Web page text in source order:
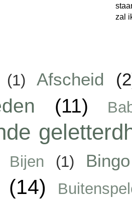
zal
(1) Afscheid
(11)
Bijen (1) Bingo
(14)